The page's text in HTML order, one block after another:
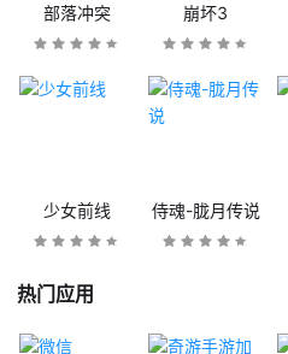
部落冲突 崩坏3
少女前线 侍魂-胧月传说
热门应用